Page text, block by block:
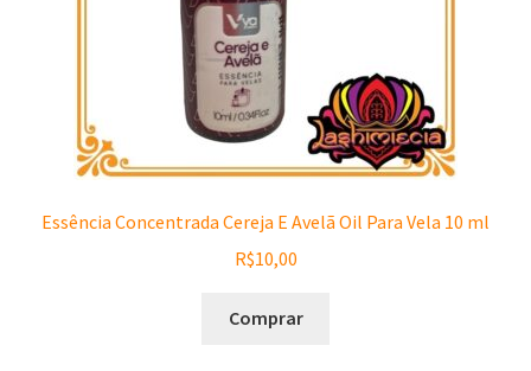
Essência Concentrada Cereja E Avelã Oil Para Vela 10 ml
R$10,00
Comprar